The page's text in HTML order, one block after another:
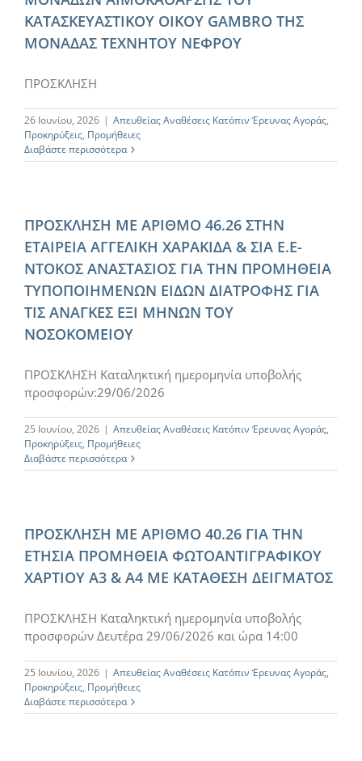
ΚΑΤΑΣΚΕΥΑΣΤΙΚΟΥ ΟΙΚΟΥ GAMBRO ΤΗΣ
ΜΟΝΑΔΑΣ ΤΕΧΝΗΤΟΥ ΝΕΦΡΟΥ
ΠΡΟΣΚΛΗΣΗ
26 Ιουνίου, 2026 | Απευθείας Αναθέσεις Κατόπιν Έρευνας Αγοράς,
Προκηρύξεις, Προμήθειες
Διαβάστε περισσότερα
ΠΡΟΣΚΛΗΣΗ ΜΕ ΑΡΙΘΜΟ 46.26 ΣΤΗΝ
ΕΤΑΙΡΕΙΑ ΑΓΓΕΛΙΚΗ ΧΑΡΑΚΙΔΑ & ΣΙΑ Ε.Ε-
ΝΤΟΚΟΣ ΑΝΑΣΤΑΣΙΟΣ ΓΙΑ ΤΗΝ ΠΡΟΜΗΘΕΙΑ
ΤΥΠΟΠΟΙΗΜΕΝΩΝ ΕΙΔΩΝ ΔΙΑΤΡΟΦΗΣ ΓΙΑ
ΤΙΣ ΑΝΑΓΚΕΣ ΕΞΙ ΜΗΝΩΝ ΤΟΥ
ΝΟΣΟΚΟΜΕΙΟΥ
ΠΡΟΣΚΛΗΣΗ Καταληκτική ημερομηνία υποβολής
προσφορών:29/06/2026
25 Ιουνίου, 2026 | Απευθείας Αναθέσεις Κατόπιν Έρευνας Αγοράς,
Προκηρύξεις, Προμήθειες
Διαβάστε περισσότερα
ΠΡΟΣΚΛΗΣΗ ΜΕ ΑΡΙΘΜΟ 40.26 ΓΙΑ ΤΗΝ
ΕΤΗΣΙΑ ΠΡΟΜΗΘΕΙΑ ΦΩΤΟΑΝΤΙΓΡΑΦΙΚΟΥ
ΧΑΡΤΙΟΥ Α3 & Α4 ΜΕ ΚΑΤΑΘΕΣΗ ΔΕΙΓΜΑΤΟΣ
ΠΡΟΣΚΛΗΣΗ Καταληκτική ημερομηνία υποβολής
προσφορών Δευτέρα 29/06/2026 και ώρα 14:00
25 Ιουνίου, 2026 | Απευθείας Αναθέσεις Κατόπιν Έρευνας Αγοράς,
Προκηρύξεις, Προμήθειες
Διαβάστε περισσότερα